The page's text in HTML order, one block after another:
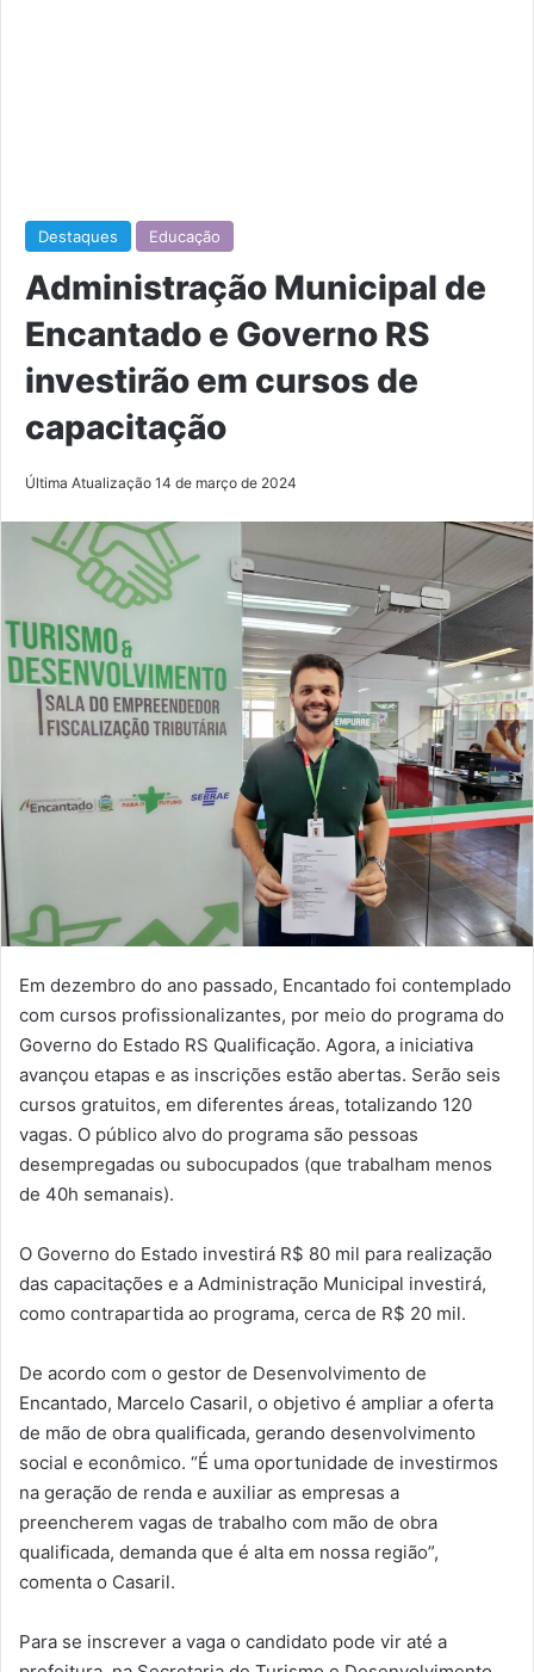
Destaques Educação
Administração Municipal de
Encantado e Governo RS
investirão em cursos de
capacitação
Última Atualização 14 de março de 2024
Em dezembro do ano passado, Encantado foi contemplado
com cursos profissionalizantes, por meio do programa do
Governo do Estado RS Qualificação. Agora, a iniciativa
avançou etapas e as inscrições estão abertas. Serão seis
cursos gratuitos, em diferentes áreas, totalizando 120
vagas. O público alvo do programa são pessoas
desempregadas ou subocupados (que trabalham menos
de 40h semanais).
O Governo do Estado investirá R$ 80 mil para realização
das capacitações e a Administração Municipal investirá,
como contrapartida ao programa, cerca de R$ 20 mil.
De acordo com o gestor de Desenvolvimento de
Encantado, Marcelo Casaril, o objetivo é ampliar a oferta
de mão de obra qualificada, gerando desenvolvimento
social e econômico. “É uma oportunidade de investirmos
na geração de renda e auxiliar as empresas a
preencherem vagas de trabalho com mão de obra
qualificada, demanda que é alta em nossa região”,
comenta o Casaril.
Para se inscrever a vaga o candidato pode vir até a